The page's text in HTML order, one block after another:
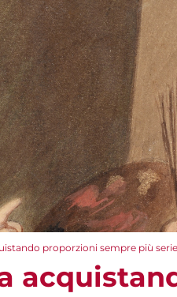
proporzioni sempre più serie